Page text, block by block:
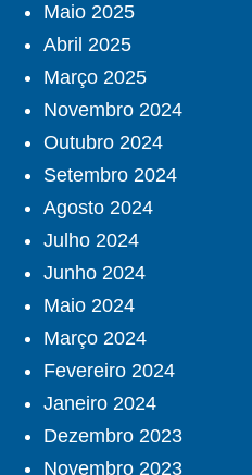
Maio 2025
Abril 2025
Março 2025
Novembro 2024
Outubro 2024
Setembro 2024
Agosto 2024
Julho 2024
Junho 2024
Maio 2024
Março 2024
Fevereiro 2024
Janeiro 2024
Dezembro 2023
Novembro 2023